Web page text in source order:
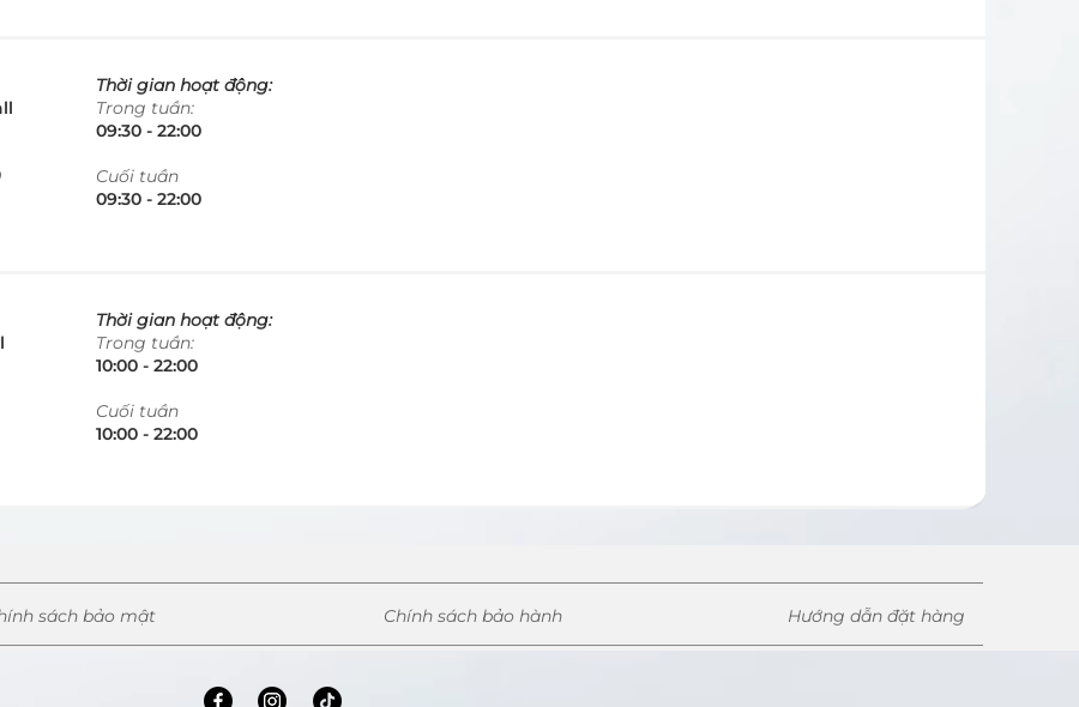
Thời gian hoạt động:
Trong tuần:
09:30 - 22:00​​​
​Cuối tuần
09:30 - 22:00​​​
Thời gian hoạt động:
Trong tuần:
10:00 - 22:00​​​
​Cuối tuần
10:00 - 22:00​​​
sách bảo mật Chính sách bảo hành Hướng dẫn đặt hàng